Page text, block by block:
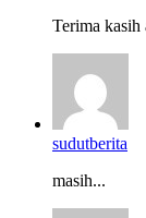
Terima kasih
sudutberita
masih...